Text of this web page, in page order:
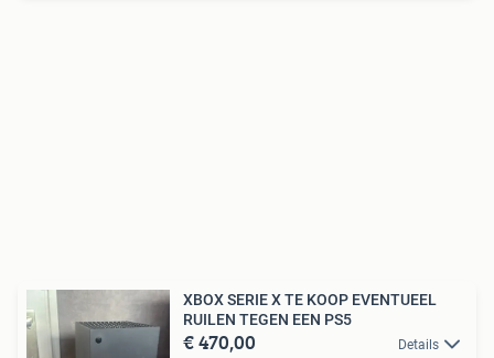
XBOX SERIE X TE KOOP EVENTUEEL
RUILEN TEGEN EEN PS5
€ 470,00 Details